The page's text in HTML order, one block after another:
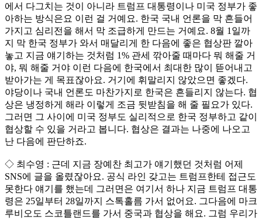
에서 다그치는 것이 아니라 트럼프 대통령이나 미국 정부가 좋
아하는 방식은요 이런 걸 거예요. 한국 국내 언론을 막 흔들어
가지고 심리전을 해서 막 조급하게 만드는 거예요. 8월 1일까
지 막 한국 정부가 와서 매달리게 한 다음에 좋은 협상판 깔아
놓고 지금 얘기하는 것처럼 1% 관세 깎아줄 때마다 뭐 해줄 거
야, 뭐 해줄 거야 이런 다음에 한국에서 최대한 많이 뜯어내고
받아가는 게 목표잖아요. 거기에 휘말리지 않았으면 좋겠다.
야당이나 국내 언론도 마찬가지로 한국은 흔들리지 않는다. 협
상은 냉정하게 해라 이렇게 조금 뒷받침을 해 줄 필요가 있다.
그러면 그 사이에 미국 정부도 실리적으로 한국 정부하고 같이
협상할 수 있을 거라고 봅니다. 협상은 결과는 나중에 나오고
난 다음에 판단하죠.
◇ 최수영 : 근데 지금 장예찬 최고가 얘기했던 것처럼 어제
SNS에 글을 올렸잖아요. 공식 라인 갖고는 트럼프한테 접근도
못한다 얘기를 했는데 그러면은 여기서 하나 지금 트럼프 대통
령은 25일부터 28일까지 스톡홀름 가서 없어요. 그다음에 마크
루비오도 스코틀랜드를 가서 중국과 협상을 해요. 그럼 우리가